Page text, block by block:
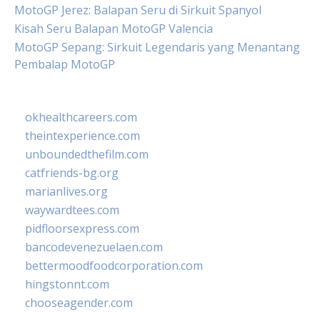
MotoGP Jerez: Balapan Seru di Sirkuit Spanyol
Kisah Seru Balapan MotoGP Valencia
MotoGP Sepang: Sirkuit Legendaris yang Menantang
Pembalap MotoGP
okhealthcareers.com
theintexperience.com
unboundedthefilm.com
catfriends-bg.org
marianlives.org
waywardtees.com
pidfloorsexpress.com
bancodevenezuelaen.com
bettermoodfoodcorporation.com
hingstonnt.com
chooseagender.com